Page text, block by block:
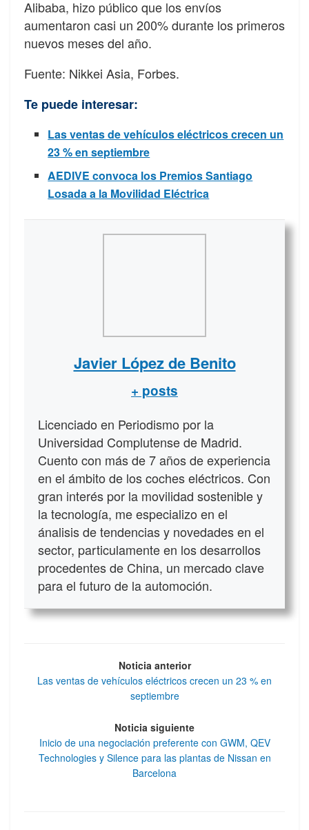
Alibaba, hizo público que los envíos
aumentaron casi un 200% durante los primeros
nuevos meses del año.
Fuente: Nikkei Asia, Forbes.
Te puede interesar:
Las ventas de vehículos eléctricos crecen un
23 % en septiembre
AEDIVE convoca los Premios Santiago
Losada a la Movilidad Eléctrica
Javier López de Benito
+ posts
Licenciado en Periodismo por la
Universidad Complutense de Madrid.
Cuento con más de 7 años de experiencia
en el ámbito de los coches eléctricos. Con
gran interés por la movilidad sostenible y
la tecnología, me especializo en el
ánalisis de tendencias y novedades en el
sector, particulamente en los desarrollos
procedentes de China, un mercado clave
para el futuro de la automoción.
Noticia anterior
Las ventas de vehículos eléctricos crecen un 23 % en
septiembre
Noticia siguiente
Inicio de una negociación preferente con GWM, QEV
Technologies y Silence para las plantas de Nissan en
Barcelona